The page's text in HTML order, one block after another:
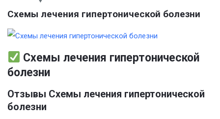
Схемы лечения гипертонической болезни
Схемы лечения гипертонической
болезни
Отзывы Схемы лечения гипертонической
болезни